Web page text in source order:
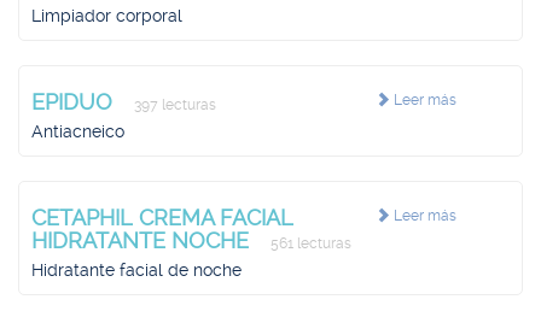
Limpiador corporal
Leer más
EPIDUO 397 lecturas
Antiacneico
Leer más
CETAPHIL CREMA FACIAL
HIDRATANTE NOCHE
561 lecturas
Hidratante facial de noche